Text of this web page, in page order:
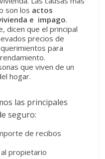
son los actos
e impago.
dicen que el principal
precios de
para
que viven de un
hogar.
las principales
seguro:
de recibos
propietario